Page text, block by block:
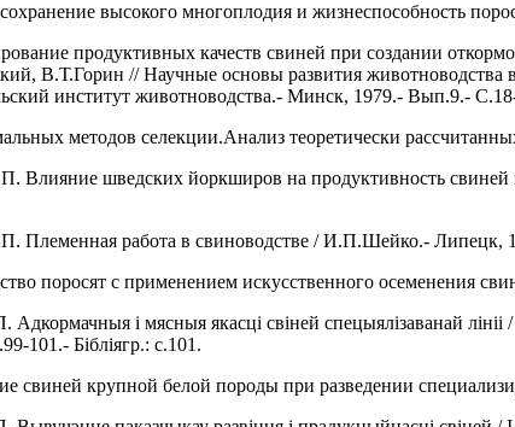
высокого многоплодия и жизнеспособность
продуктивных качеств свиней при создании
В.Т.Горин // Научные основы развития
институт животноводства.- Минск, 1979.- Вып.9.-
методов селекции.Анализ теоретически
Влияние шведских йоркширов на продуктивность
Племенная работа в свиноводстве / И.П.Шейко.-
поросят с применением искусственного осеменения
Адкормачныя i мясныя якасцi свiней спецыялiзаванай
101.- Бiблiягр.: с.101.
свиней крупной белой породы при разведении